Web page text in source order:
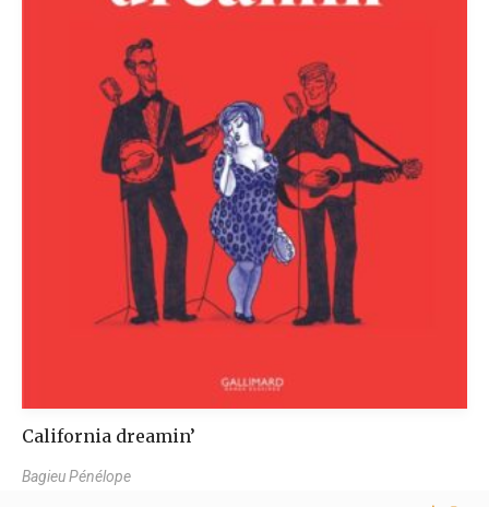
California dreamin’
Bagieu Pénélope